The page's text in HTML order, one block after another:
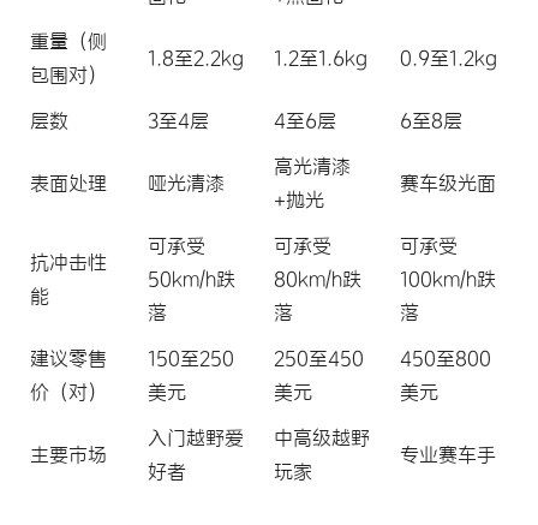
重量（侧
包围对）
1.8至2.2kg 1.2至1.6kg 0.9至1.2kg
层数 3至4层 4至6层 6至8层
表面处理 哑光清漆
高光清漆
+抛光
赛车级光面
抗冲击性
能
可承受
50km/h跌
落
可承受
80km/h跌
落
可承受
100km/h跌
落
建议零售
价（对）
150至250
美元
250至450
美元
450至800
美元
主要市场
入门越野爱
好者
中高级越野
玩家
专业赛车手